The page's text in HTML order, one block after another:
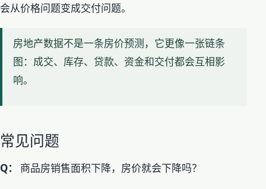
会从价格问题变成交付问题。
房地产数据不是一条房价预测，它更像一张链条
图：成交、库存、贷款、资金和交付都会互相影
响。
常见问题
Q： 商品房销售面积下降，房价就会下降吗？